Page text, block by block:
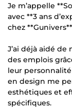
Je m’appelle
avec **3 ans
chez
J’ai déjà aidé
des emplois
leur
en design me
esthétiques et
spécifiques.